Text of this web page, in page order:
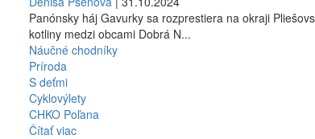
Panónsky háj Gavurky sa rozprestiera na okraji
kotliny medzi obcami Dobrá N...
Náučné chodníky
Príroda
S deťmi
Cyklovýlety
CHKO Poľana
Čítať viac